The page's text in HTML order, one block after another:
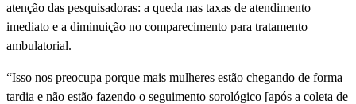
atenção das pesquisadoras: a queda nas taxas de atendimento
imediato e a diminuição no comparecimento para tratamento
ambulatorial.
“Isso nos preocupa porque mais mulheres estão chegando de forma
tardia e não estão fazendo o seguimento sorológico [após a coleta de